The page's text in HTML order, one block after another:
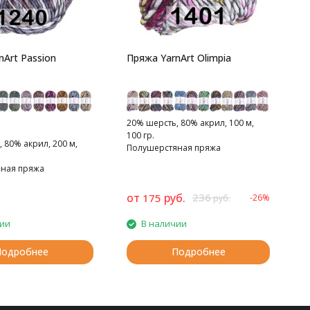
Passion
80% акрил, 200 м,
пряжа
Пряжа YarnArt Olimpia
20% шерсть, 80% акрил, 100 м,
100 гр.
Полушерстяная пряжа
от 175 руб. 236руб. -26%
В наличии
Подробнее